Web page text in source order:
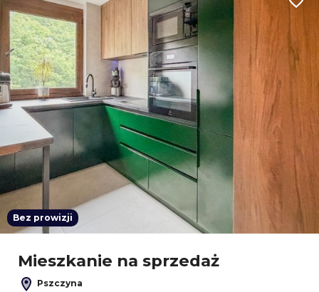
Bez prowizji
Mieszkanie na sprzedaż
Pszczyna